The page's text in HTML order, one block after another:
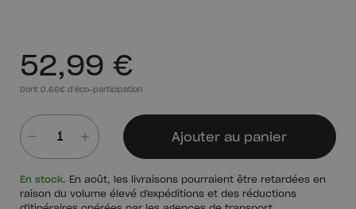
52,99 €
Dont 0.66€ d'éco-participation
Ajouter au panier
En stock. En août, les livraisons pourraient être retardées en
raison du volume élevé d'expéditions et des réductions